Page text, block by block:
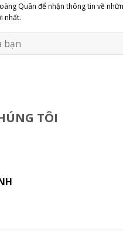
Quân để nhận thông tin về
nhất.
TÔI